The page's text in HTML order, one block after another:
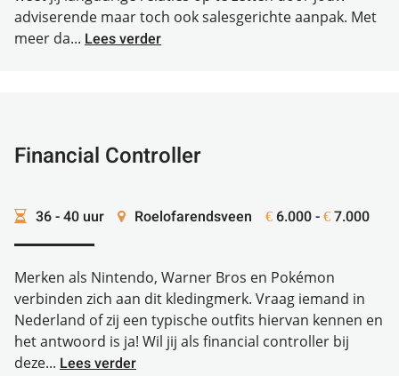
adviserende maar toch ook salesgerichte aanpak. Met
meer da... Lees verder
Financial Controller
36 - 40 uur Roelofarendsveen € 6.000 - € 7.000
Merken als Nintendo, Warner Bros en Pokémon
verbinden zich aan dit kledingmerk. Vraag iemand in
Nederland of zij een typische outfits hiervan kennen en
het antwoord is ja! Wil jij als financial controller bij
deze... Lees verder